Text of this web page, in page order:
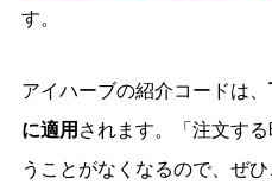
す。
アイハーブの紹介コードは、
に適用 されます。「注文す
うことがなくなるので、ぜ